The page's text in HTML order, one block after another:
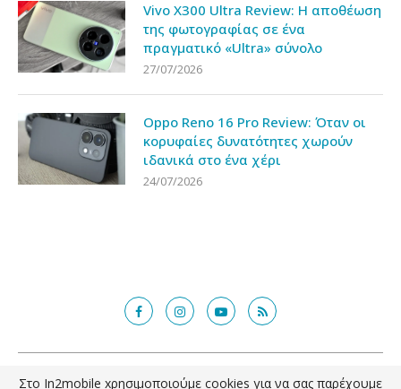
Vivo X300 Ultra Review: Η αποθέωση
της φωτογραφίας σε ένα
πραγματικό «Ultra» σύνολο
27/07/2026
Oppo Reno 16 Pro Review: Όταν οι
κορυφαίες δυνατότητες χωρούν
ιδανικά στο ένα χέρι
24/07/2026
@2018 - in2mobile.gr. All Right Reserved. Designed and developed by
Στο In2mobile xρησιμοποιούμε cookies για να σας παρέχουμε